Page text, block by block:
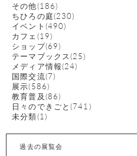
その他(186)
ちひろの庭(230)
イベント(490)
カフェ(19)
ショップ(69)
テーマブックス(25)
メディア情報(24)
国際交流(7)
展示(586)
教育普及(86)
日々のできごと(741)
未分類(1)
過去の展覧会